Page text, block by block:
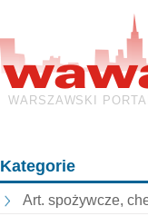
WARSZAWSKI
Kategorie
Art. spożywcze,